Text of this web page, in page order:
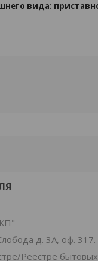
вида:
д. 3А, оф. 317.
Реестре